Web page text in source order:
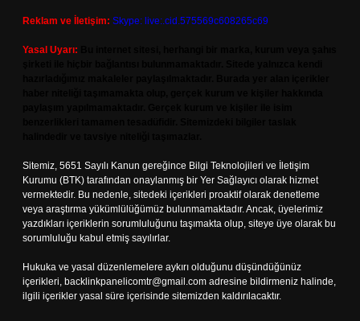
Reklam ve İletişim: Skype: live:.cid.575569c608265c69
Yasal Uyarı:
Sitemiz, 5651 Sayılı Kanun gereğince Bilgi Teknolojileri ve İletişim
Kurumu (BTK) tarafından onaylanmış bir Yer Sağlayıcı olarak hizmet
vermektedir. Bu nedenle, sitedeki içerikleri proaktif olarak denetleme
veya araştırma yükümlülüğümüz bulunmamaktadır. Ancak, üyelerimiz
yazdıkları içeriklerin sorumluluğunu taşımakta olup, siteye üye olarak bu
sorumluluğu kabul etmiş sayılırlar.
Hukuka ve yasal düzenlemelere aykırı olduğunu düşündüğünüz
içerikleri, backlinkpanelicomtr@gmail.com adresine bildirmeniz halinde,
ilgili içerikler yasal süre içerisinde sitemizden kaldırılacaktır.